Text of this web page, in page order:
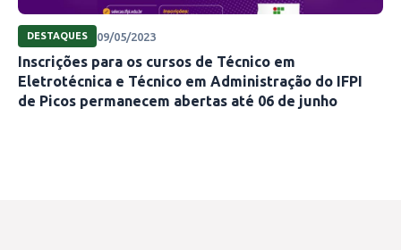
DESTAQUES 09/05/2023
Inscrições para os cursos de Técnico em
Eletrotécnica e Técnico em Administração do IFPI
de Picos permanecem abertas até 06 de junho